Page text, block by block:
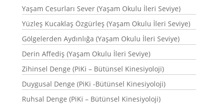
Yaşam Cesurları Sever (Yaşam Okulu İleri Seviye)
Yüzleş Kucaklaş Özgürleş (Yaşam Okulu İleri Seviye)
Gölgelerden Aydınlığa (Yaşam Okulu İleri Seviye)
Derin Affediş (Yaşam Okulu İleri Seviye)
Zihinsel Denge (PiKi – Bütünsel Kinesiyoloji)
Duygusal Denge (PiKi -Bütünsel Kinesiyoloji)
Ruhsal Denge (PiKi – Bütünsel Kinesiyoloji)